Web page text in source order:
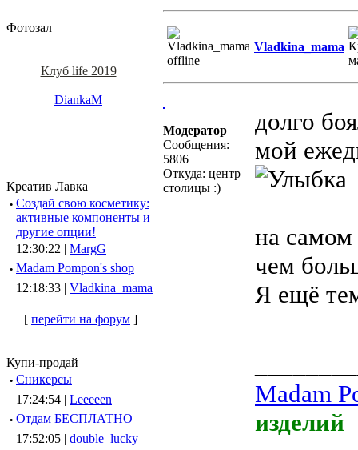
Фотозал
Клуб life 2019
DiankaM
Креатив Лавка
· Создай свою косметику:
активные компоненты и
другие опции!
12:30:22 | MargG
· Madam Pompon's shop
12:18:33 | Vladkina_mama
[ перейти на форум ]
Купи-продай
· Сникерсы
17:24:54 | Leeeeen
· Отдам БЕСПЛАТНО
17:52:05 | double_lucky
Vladkina_mama
Модератор
Сообщения:
5806
Откуда: центр
столицы :)
долго
мой
на самом
чем
Я ещё
Madam
изделий